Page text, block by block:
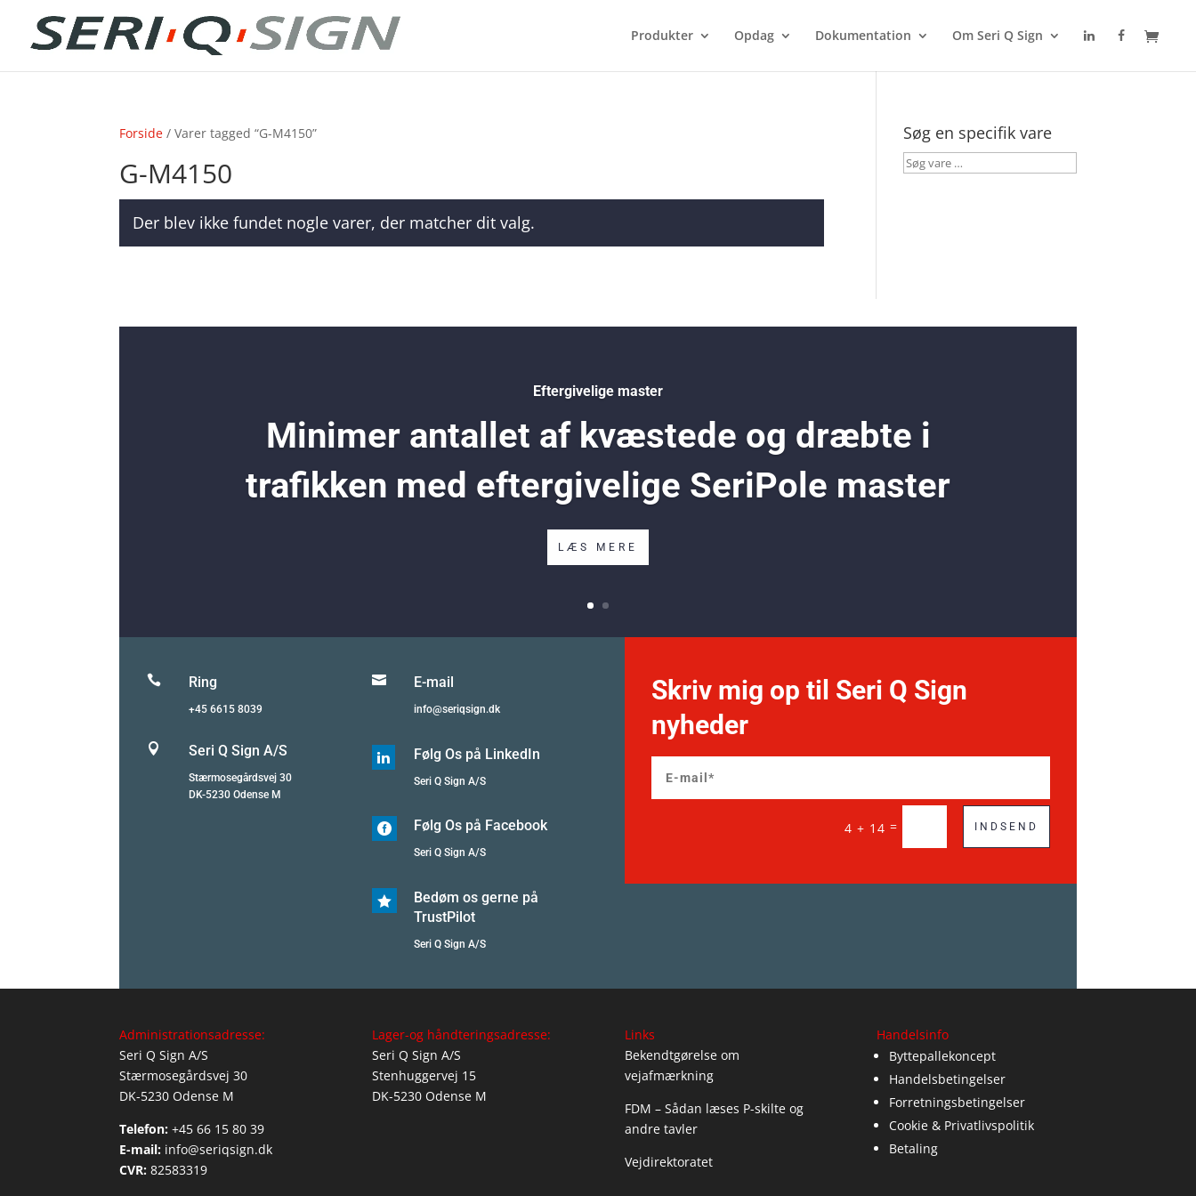
Produkter Opdag Dokumentation Om Seri Q Sign
Forside / Varer tagged “G-M4150”
G-M4150
Der blev ikke fundet nogle varer, der matcher dit valg.
Søg en specifik vare
Søg
Eftergivelige master
Minimer antallet af kvæstede og dræbte i
trafikken med eftergivelige SeriPole master
LÆS MERE
 Ring
+45 6615 8039
 Seri Q Sign A/S
Stærmosegårdsvej 30
DK-5230 Odense M
 E-mail
info@seriqsign.dk
 Følg Os på LinkedIn
Seri Q Sign A/S
 Følg Os på Facebook
Seri Q Sign A/S

Bedøm os gerne på
TrustPilot
Seri Q Sign A/S
Skriv mig op til Seri Q Sign
nyheder
4 + 14 = INDSEND
Administrationsadresse:
Seri Q Sign A/S
Stærmosegårdsvej 30
DK-5230 Odense M
Telefon: +45 66 15 80 39
E-mail: info@seriqsign.dk
CVR: 82583319
Lager-og håndteringsadresse:
Seri Q Sign A/S
Stenhuggervej 15
DK-5230 Odense M
Links
Bekendtgørelse om
vejafmærkning
FDM – Sådan læses P-skilte og
andre tavler
Vejdirektoratet
Handelsinfo
Byttepallekoncept
Handelsbetingelser
Forretningsbetingelser
Cookie & Privatlivspolitik
Betaling